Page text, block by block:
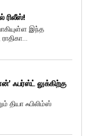
ரிலீஸ்!
இந்த
ஃபர்ஸ்ட் லுக்கிற்கு
தியா ஃபிலிம்ஸ்